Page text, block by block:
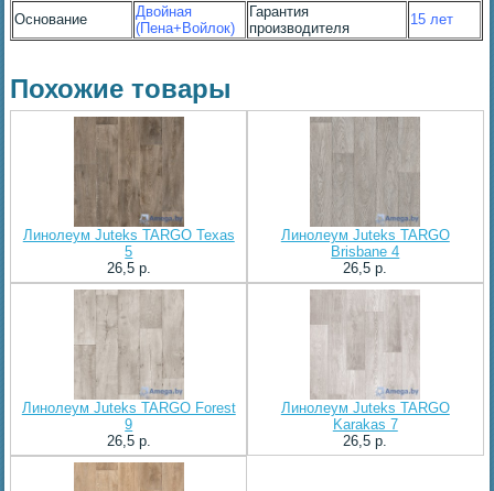
Основание
Двойная
(Пена+Войлок)
Гарантия
производителя
15 лет
Похожие товары
Линолеум Juteks TARGO Texas
5
26,5 p.
Линолеум Juteks TARGO
Brisbane 4
26,5 p.
Линолеум Juteks TARGO Forest
9
26,5 p.
Линолеум Juteks TARGO
Karakas 7
26,5 p.